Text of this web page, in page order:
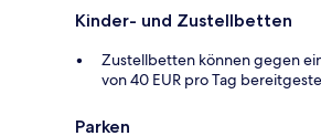
Kinder- und Zustellbetten
Zustellbetten können gegen
von 40 EUR pro Tag
Parken